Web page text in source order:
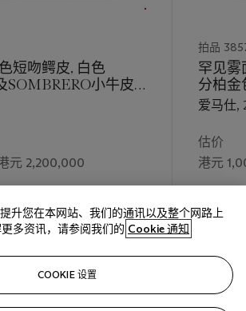
短吻鳄皮, 白色
SOMBRERO小牛皮,
小牛皮及雾霾蓝
20公分外缝雪白
附钯金配件
元 2,200,000
拍品
罕见雾
分柏金
爱马仕,
估价
港元
港元
升您在本网站、我们的通讯以及整个网路上
多资讯，请参阅我们的 Cookie 通知
COOKIE 设置